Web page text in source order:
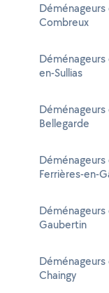
Combreux
en-Sullias
Bellegarde
Ferrières-en-
Gaubertin
Chaingy